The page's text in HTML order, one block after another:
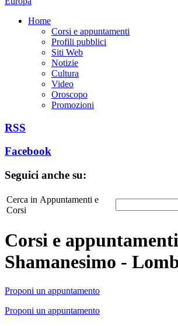
Home
Corsi e appuntamenti
Profili pubblici
Siti Web
Notizie
Cultura
Video
Oroscopo
Promozioni
RSS
Facebook
Seguici anche su:
Cerca in Appuntamenti e
Corsi
Corsi e
Shamanesimo -
Proponi un appuntamento
Proponi un appuntamento